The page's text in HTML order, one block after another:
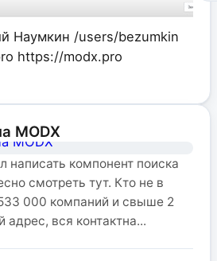
Наумкин /users/bezumkin
https://modx.pro
MODX
написать компонент поиска
смотреть тут. Кто не в
000 компаний и свыше 2
адрес, вся контактна...